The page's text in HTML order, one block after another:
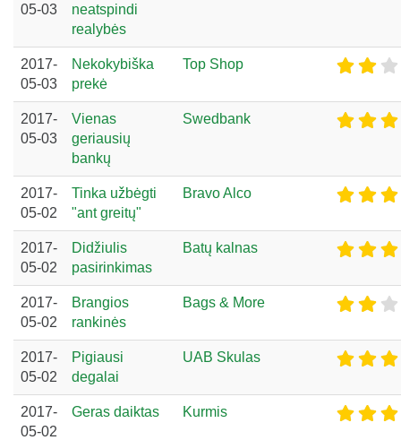
05-03
neatspindi
realybės
2017-
05-03
Nekokybiška
prekė
Top Shop
2017-
05-03
Vienas
geriausių
bankų
Swedbank
2017-
05-02
Tinka užbėgti
"ant greitų"
Bravo Alco
2017-
05-02
Didžiulis
pasirinkimas
Batų kalnas
2017-
05-02
Brangios
rankinės
Bags & More
2017-
05-02
Pigiausi
degalai
UAB Skulas
2017-
05-02
Geras daiktas Kurmis